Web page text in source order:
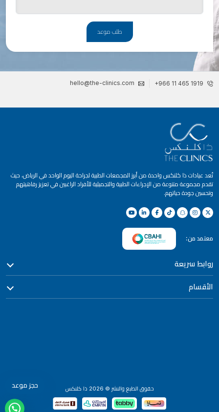
طلب موعد
+966 11 465 1919
hello@the-clinics.com
حجز موعد
تُعد عيادات ذا كلنكس واحدة من أبرز المجمعات الطبية لجراحة اليوم الواحد في الرياض، حيث
تقدم مجموعة متنوعة من الإجراءات الطبية والتجميلية للأفراد الراغبين في تعزيز رفاهيتهم
وتحسين جودة حياتهم.
معتمد من:
روابط سريعة
الأقسام
حقوق الطبع والنشر ©
2026 ذا كلنكس